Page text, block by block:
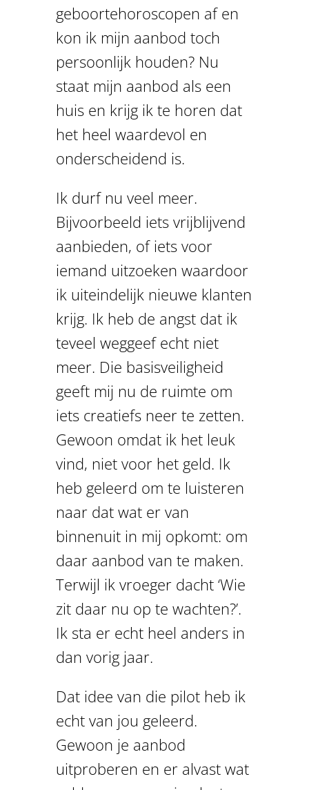
geboortehoroscopen af en
kon ik mijn aanbod toch
persoonlijk houden? Nu
staat mijn aanbod als een
huis en krijg ik te horen dat
het heel waardevol en
onderscheidend is.
Ik durf nu veel meer.
Bijvoorbeeld iets vrijblijvend
aanbieden, of iets voor
iemand uitzoeken waardoor
ik uiteindelijk nieuwe klanten
krijg. Ik heb de angst dat ik
teveel weggeef echt niet
meer. Die basisveiligheid
geeft mij nu de ruimte om
iets creatiefs neer te zetten.
Gewoon omdat ik het leuk
vind, niet voor het geld. Ik
heb geleerd om te luisteren
naar dat wat er van
binnenuit in mij opkomt: om
daar aanbod van te maken.
Terwijl ik vroeger dacht ‘Wie
zit daar nu op te wachten?’.
Ik sta er echt heel anders in
dan vorig jaar.
Dat idee van die pilot heb ik
echt van jou geleerd.
Gewoon je aanbod
uitproberen en er alvast wat